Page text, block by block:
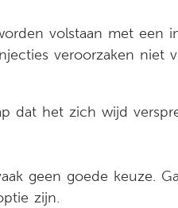
volstaan met een
veroorzaken niet
dat het zich wijd
geen goede keuze.
zijn.